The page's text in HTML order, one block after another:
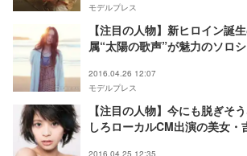
モデルプレス
【注目の人物】新ヒロイン誕
属“太陽の歌声”が魅力のソロ
2016.04.26 12:07
モデルプレス
【注目の人物】今にも脱ぎそ
しろローカルCM出演の美女・
2016.04.25 12:35